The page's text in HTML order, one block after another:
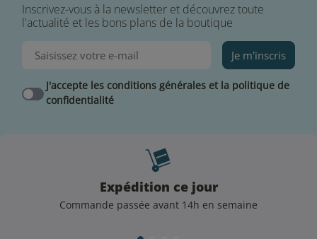
Profiter de votre e-liquide Bako dans les
meilleures conditions
Il est important de suivre ces quelques règles afin de
pouvoir savourer pleinement les saveurs de votre e-
Conserver son e-liquide dans un endroit sec, à l’abri
Veiller à ce qu’il soit conservé à température
Penser à soigneusement refermer votre flacon une
Inscrivez-vous à la newsletter et découvrez toute
l'actualité et les bons plans de la boutique
Je m'inscris
J'accepte les conditions générales et la politique de
confidentialité
Expédition ce jour
Commande passée avant 14h en semaine